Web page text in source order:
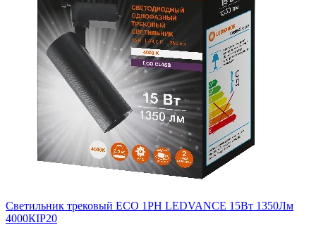
Светильник трековый ECO 1PH LEDVANCE 15Вт 1350Лм
4000КIP20